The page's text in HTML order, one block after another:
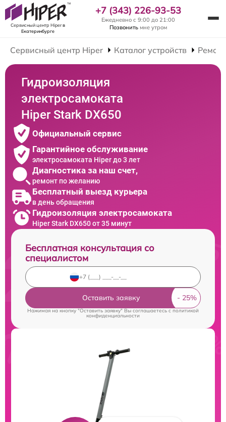
Сервисный центр Hiperв
Екатеринбурге
+7 (343) 226-93-53
Ежедневно с 9:00 до 21:00
Позвонить мне утром
Сервисный центр Hiper Каталог устройств
Гидроизоляция
электросамоката
Hiper Stark DX650
Официальный сервис
Гарантийное обслуживание
электросамоката Hiper до 3 лет
Диагностика за наш счет,
ремонт по желанию
Бесплатный выезд курьера
в день обращения
Гидроизоляция электросамоката
Hiper Stark DX650 от 35 минут
Бесплатная консультация со
специалистом
Оставить заявку
Нажимая на кнопку "Оставить заявку" Вы соглашаетесь cполитикой
конфиденциальности